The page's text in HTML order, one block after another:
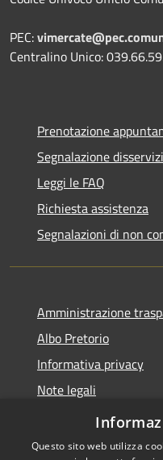
PEC:
Centralino Unico:
Prenotazione
Segnalazione
Leggi le FAQ
Richiesta assistenza
Segnalazioni di non
Amministrazione
Albo Pretorio
Informativa privacy
Note legali
Dichiarazione di
Questo sito web utilizza